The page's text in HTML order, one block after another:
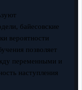
байесовские
вероятности
позволяет
переменными и
наступления